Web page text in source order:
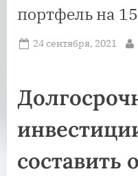
портфель на
Posted
24 сентября, 2021
составить